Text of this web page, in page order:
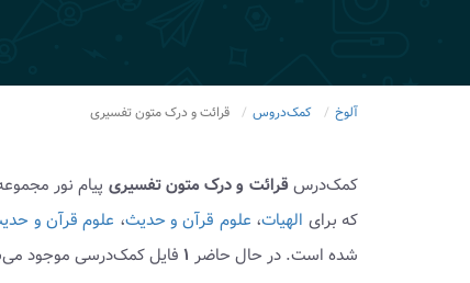
آلوخ کمک‌دروس قرائت و درک متون تفسیری
کمک‌درسقرائت و درک متون تفسیری پیام نور
که برای الهیات، علوم قرآن و حدیث، علوم قرآن و
شده است. در حال حاضر ۱ فایل کمک‌درسی موجود